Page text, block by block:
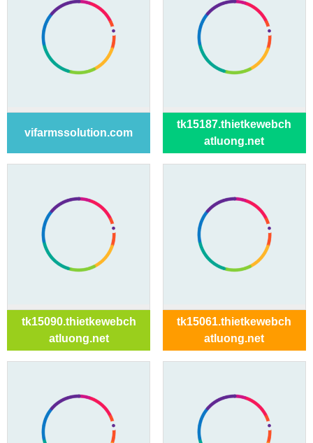
vifarmssolution.com
tk15187.thietkewebch
atluong.net
tk15090.thietkewebch
atluong.net
tk15061.thietkewebch
atluong.net